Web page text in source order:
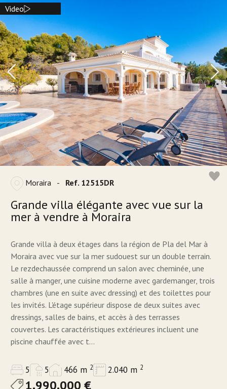
Video
Moraira - Ref. 12515DR
Grande villa élégante avec vue sur la
mer à vendre à Moraira
Grande villa à deux étages dans la région de Pla del Mar à
Moraira avec vue sur la mer sudouest sur un double terrain.
Le rezdechaussée comprend un salon avec cheminée, une
salle à manger, une cuisine moderne avec gardemanger, trois
chambres (une en suite avec dressing) et des toilettes pour
les invités. L'étage supérieur dispose de deux suites avec
dressings, salles de bains, et accès à des terrasses
couvertes. Les caractéristiques extérieures incluent une
piscine chauffée avec t...
5 5 466 m 2 2.040 m 2
1.990.000 €